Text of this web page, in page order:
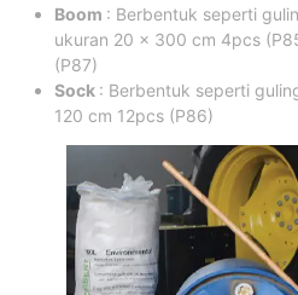
Boom : Berbentuk seperti
ukuran 20 x 300 cm 4pcs
(P87)
Sock : Berbentuk seperti
120 cm 12pcs (P86)